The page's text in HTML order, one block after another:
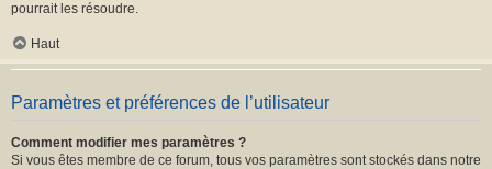
pourrait les résoudre.
Haut
Paramètres et préférences de l’utilisateur
Comment modifier mes paramètres ?
Si vous êtes membre de ce forum, tous vos paramètres sont stockés dans notre